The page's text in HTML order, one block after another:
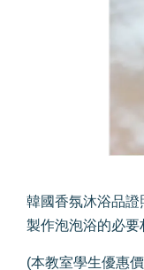
韓國香氛沐浴品證
製作泡泡浴的必要
(本教室學生優惠